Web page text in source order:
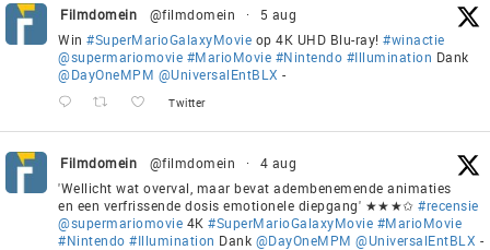
Filmdomein @filmdomein ·
5 aug
Win #SuperMarioGalaxyMovie op 4K UHD Blu-ray! #winactie
@supermariomovie #MarioMovie #Nintendo #Illumination Dank
@DayOneMPM @UniversalEntBLX -
Twitter
Filmdomein @filmdomein ·
4 aug
'Wellicht wat overval, maar bevat adembenemende animaties
en een verfrissende dosis emotionele diepgang' ★★★✩ #recensie
@supermariomovie 4K #SuperMarioGalaxyMovie #MarioMovie
#Nintendo #Illumination Dank @DayOneMPM @UniversalEntBLX -